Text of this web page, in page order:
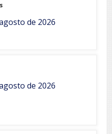
de 2026
de 2026